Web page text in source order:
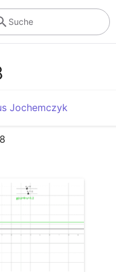
Suche
Geraden
Jochemczyk